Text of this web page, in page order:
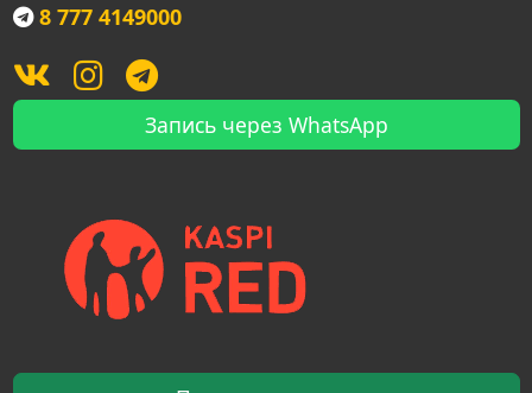
8 777 4149000
Запись через WhatsApp